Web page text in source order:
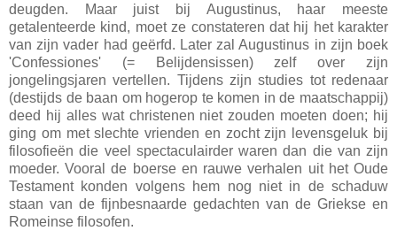
deugden. Maar juist bij Augustinus, haar meeste
getalenteerde kind, moet ze constateren dat hij het karakter
van zijn vader had geërfd. Later zal Augustinus in zijn boek
'Confessiones' (= Belijdensissen) zelf over zijn
jongelingsjaren vertellen. Tijdens zijn studies tot redenaar
(destijds de baan om hogerop te komen in de maatschappij)
deed hij alles wat christenen niet zouden moeten doen; hij
ging om met slechte vrienden en zocht zijn levensgeluk bij
filosofieën die veel spectaculairder waren dan die van zijn
moeder. Vooral de boerse en rauwe verhalen uit het Oude
Testament konden volgens hem nog niet in de schaduw
staan van de fijnbesnaarde gedachten van de Griekse en
Romeinse filosofen.